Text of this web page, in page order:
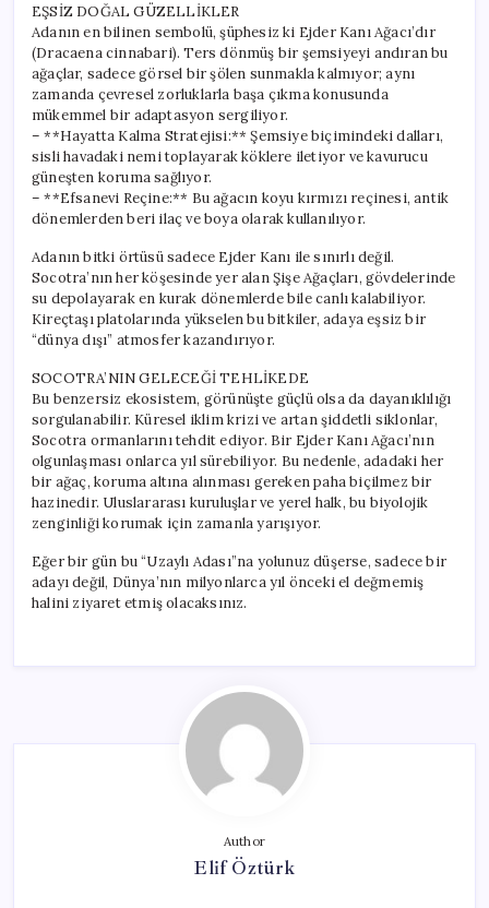
EŞSİZ DOĞAL GÜZELLİKLER
Adanın en bilinen sembolü, şüphesiz ki Ejder Kanı Ağacı’dır
(Dracaena cinnabari). Ters dönmüş bir şemsiyeyi andıran bu
ağaçlar, sadece görsel bir şölen sunmakla kalmıyor; aynı
zamanda çevresel zorluklarla başa çıkma konusunda
mükemmel bir adaptasyon sergiliyor.
– **Hayatta Kalma Stratejisi:** Şemsiye biçimindeki dalları,
sisli havadaki nemi toplayarak köklere iletiyor ve kavurucu
güneşten koruma sağlıyor.
– **Efsanevi Reçine:** Bu ağacın koyu kırmızı reçinesi, antik
dönemlerden beri ilaç ve boya olarak kullanılıyor.
Adanın bitki örtüsü sadece Ejder Kanı ile sınırlı değil.
Socotra’nın her köşesinde yer alan Şişe Ağaçları, gövdelerinde
su depolayarak en kurak dönemlerde bile canlı kalabiliyor.
Kireçtaşı platolarında yükselen bu bitkiler, adaya eşsiz bir
“dünya dışı” atmosfer kazandırıyor.
SOCOTRA’NIN GELECEĞİ TEHLİKEDE
Bu benzersiz ekosistem, görünüşte güçlü olsa da dayanıklılığı
sorgulanabilir. Küresel iklim krizi ve artan şiddetli siklonlar,
Socotra ormanlarını tehdit ediyor. Bir Ejder Kanı Ağacı’nın
olgunlaşması onlarca yıl sürebiliyor. Bu nedenle, adadaki her
bir ağaç, koruma altına alınması gereken paha biçilmez bir
hazinedir. Uluslararası kuruluşlar ve yerel halk, bu biyolojik
zenginliği korumak için zamanla yarışıyor.
Eğer bir gün bu “Uzaylı Adası”na yolunuz düşerse, sadece bir
adayı değil, Dünya’nın milyonlarca yıl önceki el değmemiş
halini ziyaret etmiş olacaksınız.
Author
Elif Öztürk